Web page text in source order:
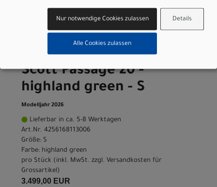
Varianten
Scott Passage 20 -
highland green - S
Modelljahr 2026
Lieferbar in ca. 5-8 Werktagen
Art.Nr. 4256168113006
Größe: S
Farbe: highland green
pro Stück (inkl. MwSt. zzgl. Versandkosten für
Grossartikel)
3.499,00 EUR
Details
Nur notwendige Cookies zulassen
Alle Cookies zulassen